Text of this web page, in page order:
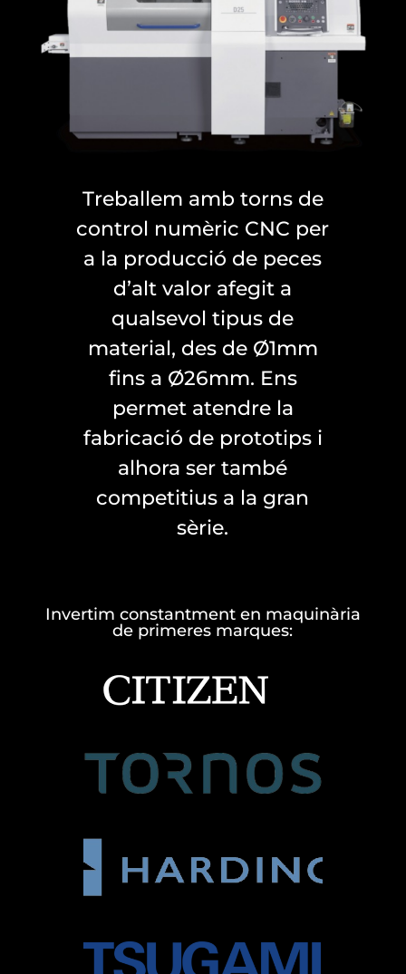
Treballem amb torns de
control numèric CNC per
a la producció de peces
d’alt valor afegit a
qualsevol tipus de
material, des de Ø1mm
fins a Ø26mm. Ens
permet atendre la
fabricació de prototips i
alhora ser també
competitius a la gran
sèrie.
Invertim constantment en maquinària
de primeres marques: